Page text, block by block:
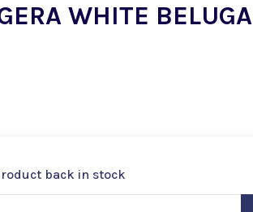
WHITE BELUGA
back in stock